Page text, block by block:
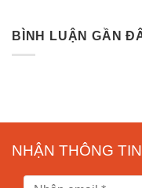
BÌNH LUẬN GẦN
NHẬN THÔNG